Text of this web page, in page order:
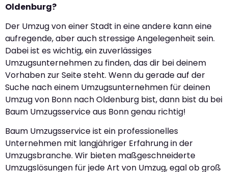
Oldenburg?
Der Umzug von einer Stadt in eine andere kann eine
aufregende, aber auch stressige Angelegenheit sein.
Dabei ist es wichtig, ein zuverlässiges
Umzugsunternehmen zu finden, das dir bei deinem
Vorhaben zur Seite steht. Wenn du gerade auf der
Suche nach einem Umzugsunternehmen für deinen
Umzug von Bonn nach Oldenburg bist, dann bist du bei
Baum Umzugsservice aus Bonn genau richtig!
Baum Umzugsservice ist ein professionelles
Unternehmen mit langjähriger Erfahrung in der
Umzugsbranche. Wir bieten maßgeschneiderte
Umzugslösungen für jede Art von Umzug, egal ob groß